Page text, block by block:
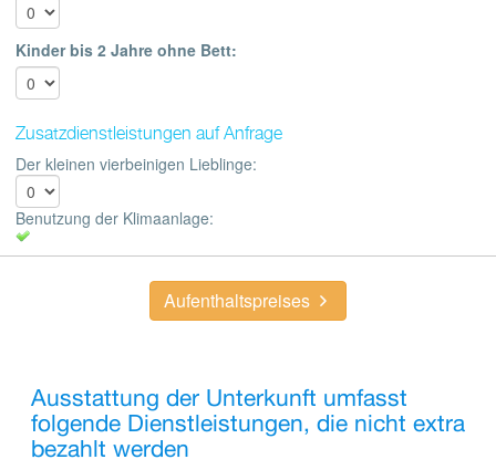
Kinder bis 2 Jahre ohne Bett:
Zusatzdienstleistungen auf Anfrage
Der kleinen vierbeinigen Lieblinge:
Benutzung der Klimaanlage:
Aufenthaltspreises
Ausstattung der Unterkunft umfasst
folgende Dienstleistungen, die nicht extra
bezahlt werden